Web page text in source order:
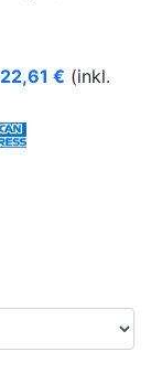
22,61 € (inkl.